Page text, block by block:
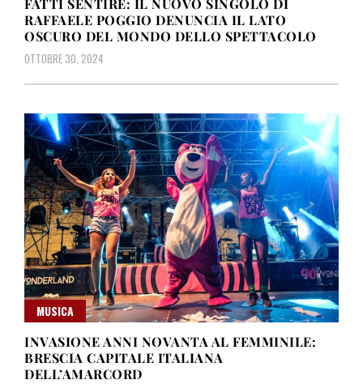
FATTI SENTIRE: IL NUOVO SINGOLO DI
RAFFAELE POGGIO DENUNCIA IL LATO
OSCURO DEL MONDO DELLO SPETTACOLO
OTTOBRE 30, 2024
MUSICA
INVASIONE ANNI NOVANTA AL FEMMINILE:
BRESCIA CAPITALE ITALIANA
DELL’AMARCORD